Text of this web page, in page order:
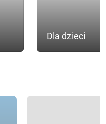
Dla dzieci